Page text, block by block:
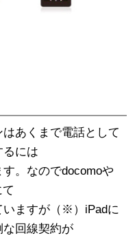
あくまで電話として
るには
。なのでdocomoや
いますが（※）iPadに
回線契約が